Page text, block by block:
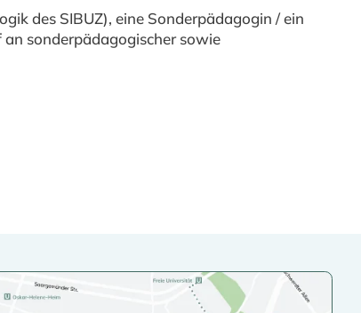
des SIBUZ), eine Sonderpädagogin / ein
sonderpädagogischer sowie